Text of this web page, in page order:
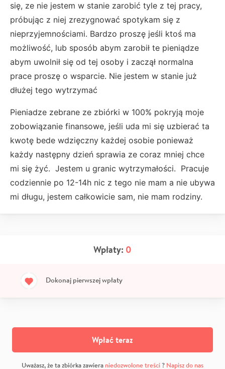
się, ze nie jestem w stanie zarobić tyle z tej pracy,
próbując z niej zrezygnować spotykam się z
nieprzyjemnościami. Bardzo proszę jeśli ktoś ma
możliwość, lub sposób abym zarobił te pieniądze
abym uwolnił się od tej osoby i zaczął normalna
prace proszę o wsparcie. Nie jestem w stanie już
dłużej tego wytrzymać
Pieniadze zebrane ze zbiórki w 100% pokryją moje
zobowiązanie finansowe, jeśli uda mi się uzbierać ta
kwotę bede wdzięczny każdej osobie ponieważ
każdy następny dzień sprawia ze coraz mniej chce
mi się żyć. Jestem u granic wytrzymałości. Pracuje
codziennie po 12-14h nic z tego nie mam a nie ubywa
mi długu, jestem całkowicie sam, nie mam rodziny.
Wpłaty: 0
Dokonaj pierwszej wpłaty
Wpłać teraz
Uważasz, że ta zbiórka zawiera niedozwolone treści? Napisz do nas